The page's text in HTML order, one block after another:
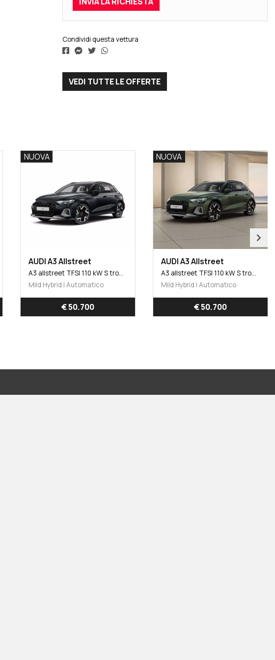
Condividi questa vettura
VEDI TUTTE LE OFFERTE
NUOVA
AUDI A3 Allstreet
A3 allstreet TFSI 110 kW S tronic Identity Contrast
Mild Hybrid | Automatico
€ 50.700
NUOVA
AUDI A3 Allstreet
A3 allstreet TFSI 110 kW S tronic Identity Contrast
Mild Hybrid | Automatico
€ 50.700